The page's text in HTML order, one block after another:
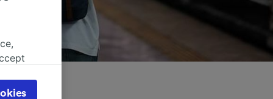
page.